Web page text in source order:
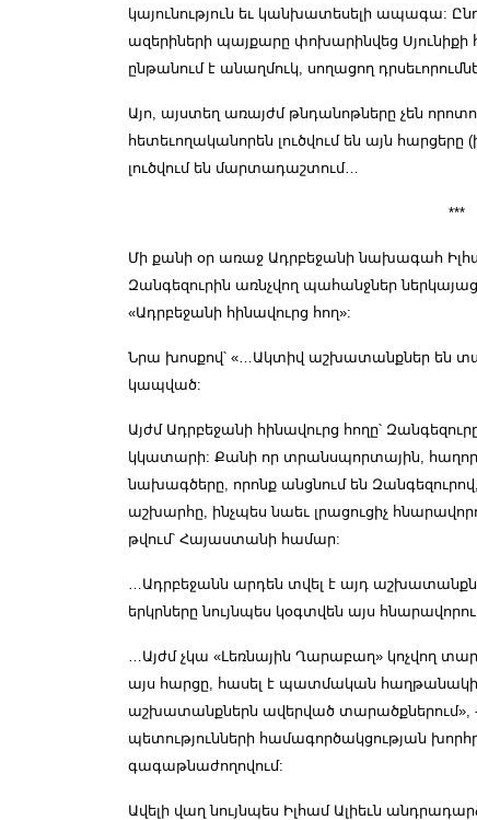
կայունություն եւ կանխատեսելի ապագա:
ազերիների պայքարը փոխարինվեց Սյունիքի
ընթանում է անաղմուկ, սողացող
Այո, այստեղ առայժմ թնդանոթները չեն
հետեւողականորեն լուծվում են այն
լուծվում են մարտադաշտում…
***
Մի քանի օր առաջ Ադրբեջանի նախագահ
Զանգեզուրին առնչվող պահանջներ
«Ադրբեջանի հինավուրց հող»:
Նրա խոսքով՝ «…Ակտիվ աշխատանքներ են
կապված:
Այժմ Ադրբեջանի հինավուրց հողը՝
կկատարի: Քանի որ տրանսպորտային,
նախագծերը, որոնք անցնում են
աշխարհը, ինչպես նաեւ լրացուցիչ
թվում՝ Հայաստանի համար:
…Ադրբեջանն արդեն տվել է այդ
երկրները նույնպես կօգտվեն այս
…Այժմ չկա «Լեռնային Ղարաբաղ» կոչվող
այս հարցը, հասել է պատմական հաղթանակի
աշխատանքներն ավերված տարածքներում», -
պետությունների համագործակցության
գագաթնաժողովում:
Ավելի վաղ նույնպես Իլհամ Ալիեւն